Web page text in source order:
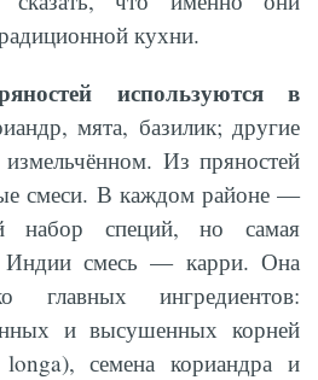
кухни.
используются в
мята, базилик; другие
Из пряностей
смеси. В каждом районе —
набор специй, но самая
Индии смесь — карри. Она
главных ингредиентов:
и высушенных корней
семена кориандра и